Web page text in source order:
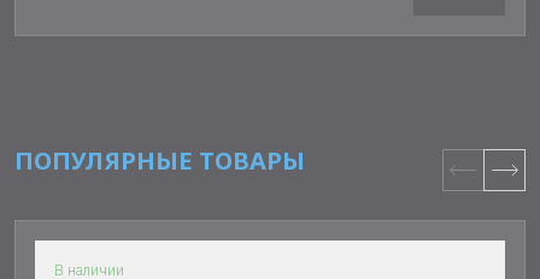
ПОПУЛЯРНЫЕ ТОВАРЫ
В наличии